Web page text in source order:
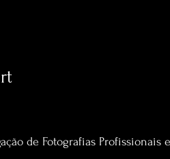
de Fotografias Profissionais